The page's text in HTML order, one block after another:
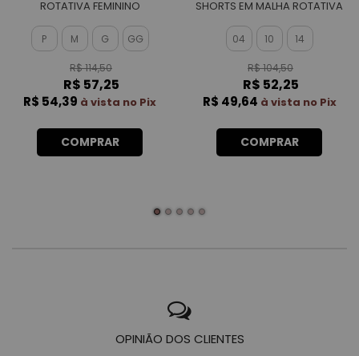
ROTATIVA FEMININO
P M G GG
R$ 114,50
R$ 57,25
R$ 54,39 à vista no Pix
COMPRAR
SHORTS EM MALHA ROTATIVA
FEMININO
04 10 14
R$ 104,50
R$ 52,25
R$ 49,64 à vista no Pix
COMPRAR
OPINIÃO DOS CLIENTES